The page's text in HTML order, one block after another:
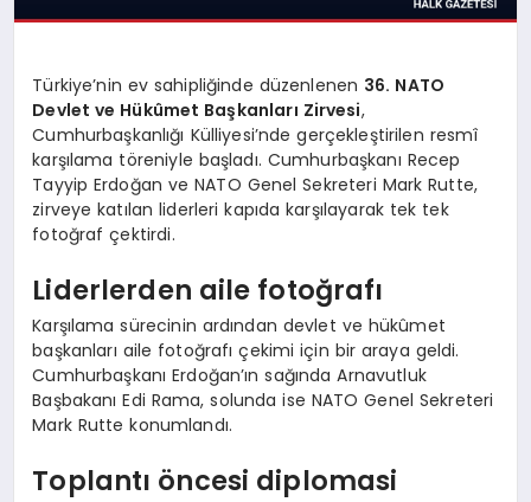
YAŞAM
Türkiye’nin ev sahipliğinde düzenlenen 36. NATO
Devlet ve Hükûmet Başkanları Zirvesi,
Cumhurbaşkanlığı Külliyesi’nde gerçekleştirilen resmî
karşılama töreniyle başladı. Cumhurbaşkanı Recep
Tayyip Erdoğan ve NATO Genel Sekreteri Mark Rutte,
zirveye katılan liderleri kapıda karşılayarak tek tek
fotoğraf çektirdi.
Liderlerden aile fotoğrafı
Karşılama sürecinin ardından devlet ve hükûmet
başkanları aile fotoğrafı çekimi için bir araya geldi.
Cumhurbaşkanı Erdoğan’ın sağında Arnavutluk
Başbakanı Edi Rama, solunda ise NATO Genel Sekreteri
Mark Rutte konumlandı.
Toplantı öncesi diplomasi